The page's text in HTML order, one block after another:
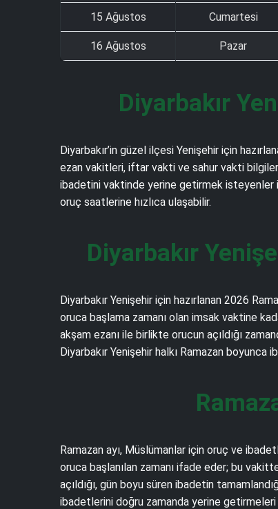
15 Ağustos Cumartesi
16 Ağustos Pazar
Diyarbakır
Diyarbakır’in güzel ilçesi Yenişehir için
ezan vakitleri, iftar vakti ve sahur vakti
ibadetini vaktinde yerine getirmek isteyenler
oruç saatlerine hızlıca ulaşabilir.
Diyarbakır
Diyarbakır Yenişehir için hazırlanan 2026
oruca başlama zamanı olan imsak vaktine
akşam ezanı ile birlikte orucun açıldığı
Diyarbakır Yenişehir halkı Ramazan
Ramazan ayı, Müslümanlar için oruç ve
oruca başlanılan zamanı ifade eder; bu
açıldığı, gün boyu süren ibadetin
ibadetlerini doğru zamanda yerine getirmeleri